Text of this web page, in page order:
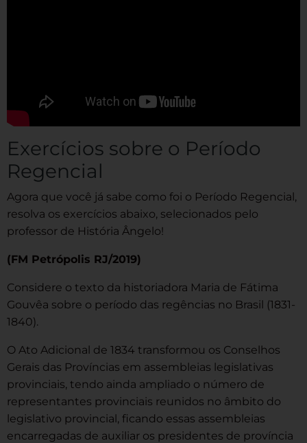
Exercícios sobre o Período
Regencial
Agora que você já sabe como foi o Período Regencial,
resolva os exercícios abaixo, selecionados pelo
professor de História Ângelo!
(FM Petrópolis RJ/2019)
Considere o texto da historiadora Maria de Fátima
Gouvêa sobre o período das regências no Brasil (1831-
1840).
O Ato Adicional de 1834 transformou os Conselhos
Gerais das Províncias em assembleias legislativas
provinciais, tendo ainda ampliado o número de
representantes provinciais reunidos no âmbito do
legislativo provincial, ficando essas assembleias
encarregadas de auxiliar os presidentes de província